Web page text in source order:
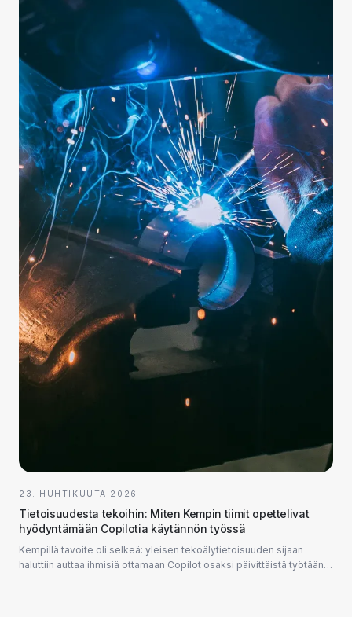
23. HUHTIKUUTA 2026
Tietoisuudesta tekoihin: Miten Kempin tiimit opettelivat
hyödyntämään Copilotia käytännön työssä
Kempillä tavoite oli selkeä: yleisen tekoälytietoisuuden sijaan
haluttiin auttaa ihmisiä ottamaan Copilot osaksi päivittäistä työtään.